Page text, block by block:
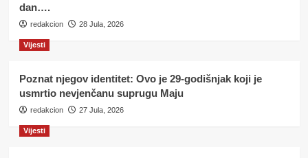
dan….
redakcion 28 Jula, 2026
Vijesti
Poznat njegov identitet: Ovo je 29-godišnjak koji je
usmrtio nevjenčanu suprugu Maju
redakcion 27 Jula, 2026
Vijesti